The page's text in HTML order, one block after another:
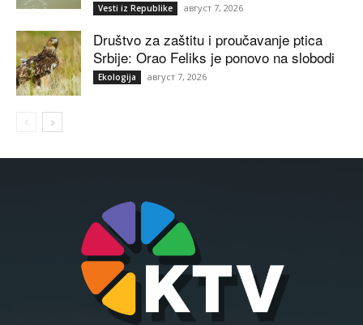
Vesti iz Republike август 7, 2026
Društvo za zaštitu i proučavanje ptica
Srbije: Orao Feliks je ponovo na slobodi
Ekologija август 7, 2026